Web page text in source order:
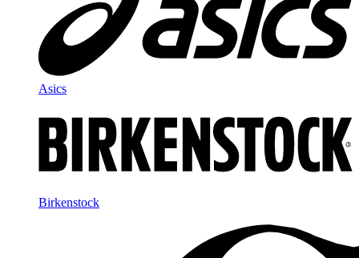
Asics
Birkenstock